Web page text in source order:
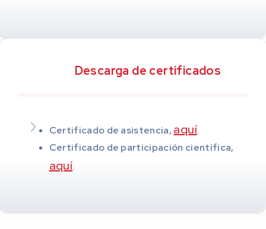
Descarga de certificados
Certificado de asistencia, aquí.
Certificado de participación científica,
aquí.